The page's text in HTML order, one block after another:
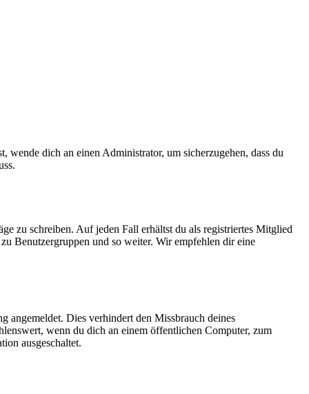
dich an einen Administrator, um sicherzugehen, dass du
zu schreiben. Auf jeden Fall erhältst du als registriertes Mitglied
Benutzergruppen und so weiter. Wir empfehlen dir eine
angemeldet. Dies verhindert den Missbrauch deines
wenn du dich an einem öffentlichen Computer, zum
ausgeschaltet.